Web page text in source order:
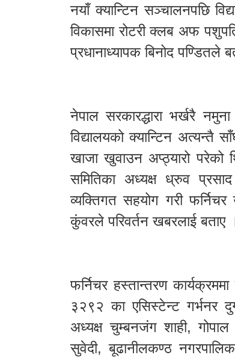
नयाँ क्यान्टिन सञ्चालनपछि
विकासमा रोटरी क्लब अफ
प्रधानाध्यापक बिनोद पण्डितले
नेपाल सरकारद्धारा भर्खरै
विद्यालयको क्यान्टिन अत्यन्तै
खाजा खुवाउन अप्ठ्यारो परेको
समितिका अध्यक्ष ध्रुव
व्यक्तिगत सहयोग गरी
कुंवरले परिवर्तन खबरलाई बताए
फर्निचर हस्तान्तरण
३२९२ का एसिस्टेन्ट गर्भनर
अध्यक्ष चुम्बनजंग शाही,
सुवेदी, बूढानीलकण्ठ